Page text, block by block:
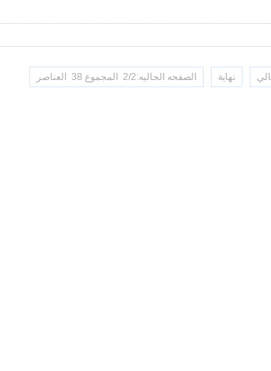
نهاية الصفحه الحاليه:2/2 المجموع 38 العناصر